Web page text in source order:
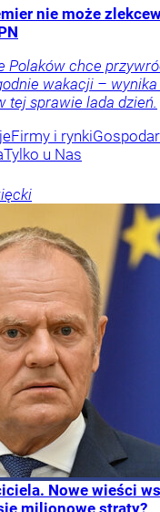
nie może
Polaków chce
wakacji – wynika
tej sprawie lada dzień.
Firmy i rynki
Tylko u Nas
Nowe wieści